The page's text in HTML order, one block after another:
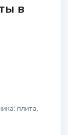
в
плита,